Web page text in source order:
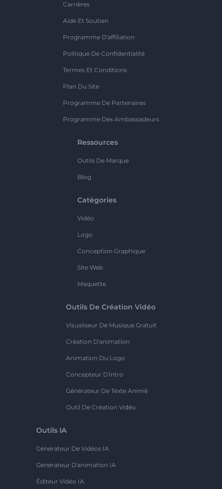
Carrières
Aide Et Soutien
Programme D'affiliation
Politique De Confidentialité
Termes Et Conditions
Plan Du Site
Programme De Partenaires
Programme Des Ambassadeurs
Ressources
Outils De Marque
Blog
Catégories
Vidéo
Logo
Conception Graphique
Site Web
Maquette
Outils De Création Vidéo
Visualiseur De Musique Gratuit
Création D'animation
Animation Du Logo
Concepteur D'intro
Générateur De Texte Animé
Outil De Création Vidéo
Outils IA
Générateur De Vidéos IA
Générateur D'animation IA
Éditeur Vidéo IA